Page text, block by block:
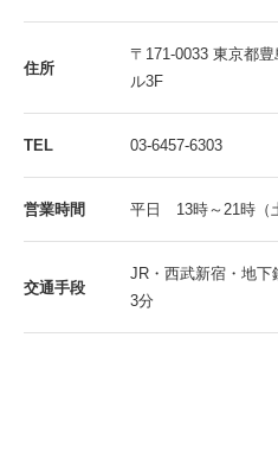
住所
〒171-0033 東京都
ル3F
TEL 03-6457-6303
営業時間 平日 13時～21時（
交通手段
JR・西武新宿・地
3分